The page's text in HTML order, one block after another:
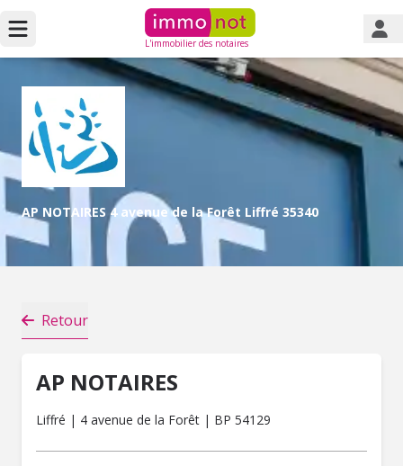
L'immobilier des notaires
AP NOTAIRES 4 avenue de la Forêt Liffré 35340
Retour
AP NOTAIRES
Liffré | 4 avenue de la Forêt | BP 54129